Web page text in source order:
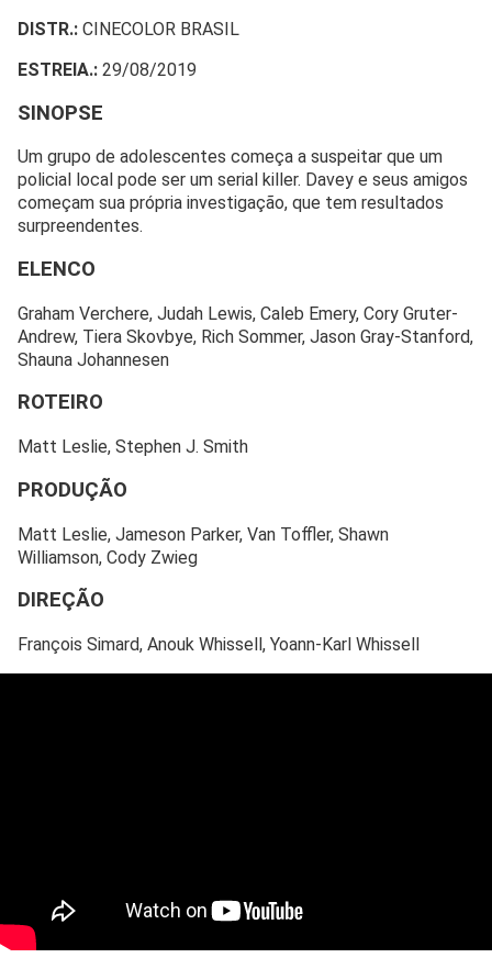
DISTR.: CINECOLOR BRASIL
ESTREIA.: 29/08/2019
SINOPSE
Um grupo de adolescentes começa a suspeitar que um
policial local pode ser um serial killer. Davey e seus amigos
começam sua própria investigação, que tem resultados
surpreendentes.
ELENCO
Graham Verchere, Judah Lewis, Caleb Emery, Cory Gruter-
Andrew, Tiera Skovbye, Rich Sommer, Jason Gray-Stanford,
Shauna Johannesen
ROTEIRO
Matt Leslie, Stephen J. Smith
PRODUÇÃO
Matt Leslie, Jameson Parker, Van Toffler, Shawn
Williamson, Cody Zwieg
DIREÇÃO
François Simard, Anouk Whissell, Yoann-Karl Whissell